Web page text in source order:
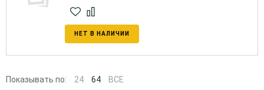
НЕТ В НАЛИЧИИ
Показывать по: 24 64 ВСЕ